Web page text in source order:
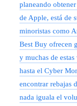
planeando
de Apple, está de
minoristas como
Best Buy ofrecen
y muchas de
hasta el Cyber
encontrar rebajas
nada iguala el